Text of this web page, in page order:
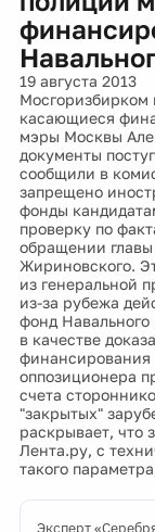
19 августа 2013
Мосгоризбирком
касающиеся
мэры Москвы
документы
сообщили в
запрещено
фонды
проверку по
обращении
Жириновского.
из генеральной
из-за рубежа
фонд Навального
в качестве
финансирования
оппозиционера
счета
"закрытых"
раскрывает, что
Лента.ру, с
такого